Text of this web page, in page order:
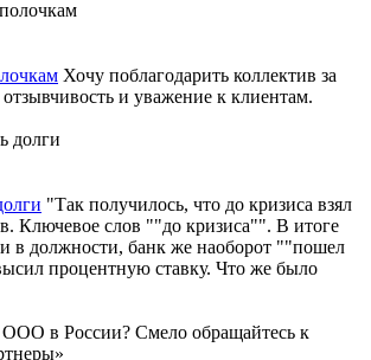
Хочу поблагодарить коллектив за
и уважение к клиентам.
"Так получилось, что до кризиса взял
Ключевое слов ""до кризиса"". В итоге
в должности, банк же наоборот ""пошел
процентную ставку. Что же было